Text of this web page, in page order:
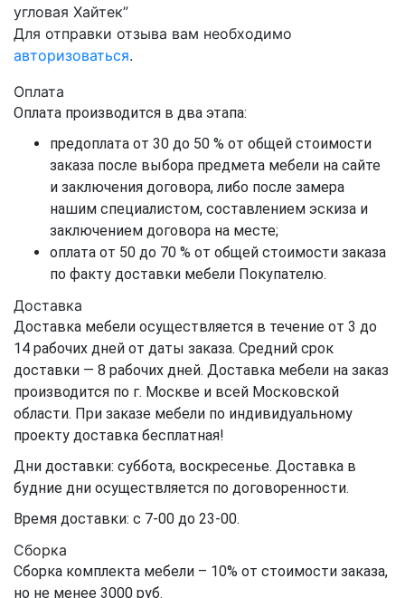
угловая Хайтек”
Для отправки отзыва вам необходимо
авторизоваться.
Оплата
Оплата производится в два этапа:
предоплата от 30 до 50 % от общей стоимости
заказа после выбора предмета мебели на сайте
и заключения договора, либо после замера
нашим специалистом, составлением эскиза и
заключением договора на месте;
оплата от 50 до 70 % от общей стоимости заказа
по факту доставки мебели Покупателю.
Доставка
Доставка мебели осуществляется в течение от 3 до
14 рабочих дней от даты заказа. Средний срок
доставки — 8 рабочих дней. Доставка мебели на заказ
производится по г. Москве и всей Московской
области. При заказе мебели по индивидуальному
проекту доставка бесплатная!
Дни доставки: суббота, воскресенье. Доставка в
будние дни осуществляется по договоренности.
Время доставки: с 7-00 до 23-00.
Сборка
Сборка комплекта мебели – 10% от стоимости заказа,
но не менее 3000 руб.